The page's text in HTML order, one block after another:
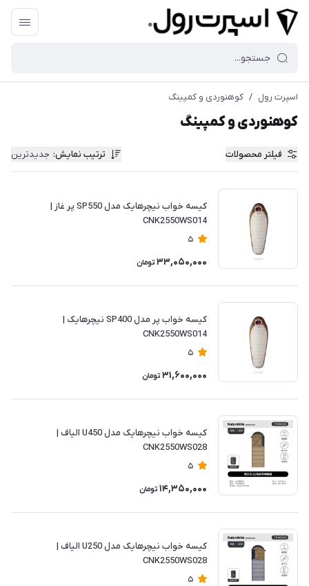
اسپرت رول / کوهنوردی و کمپینگ
کوهنوردی و کمپینگ
فیلتر محصولات ترتیب نمایش: جدیدترین
کیسه خواب نیچرهایک مدل SP550 پر غاز |
CNK2550WS014
5
33,050,000 تومان
کیسه خواب پر مدل SP400 نیچرهایک |
CNK2550WS014
5
31,600,000 تومان
کیسه خواب نیچرهایک مدل U450 الیاف |
CNK2550WS028
5
14,350,000 تومان
کیسه خواب نیچرهایک مدل U250 الیاف |
CNK2550WS028
5